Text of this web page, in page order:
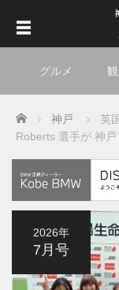
グルメ
Home 神戸
英
Roberts 選手が 神戸
2026年
7月号